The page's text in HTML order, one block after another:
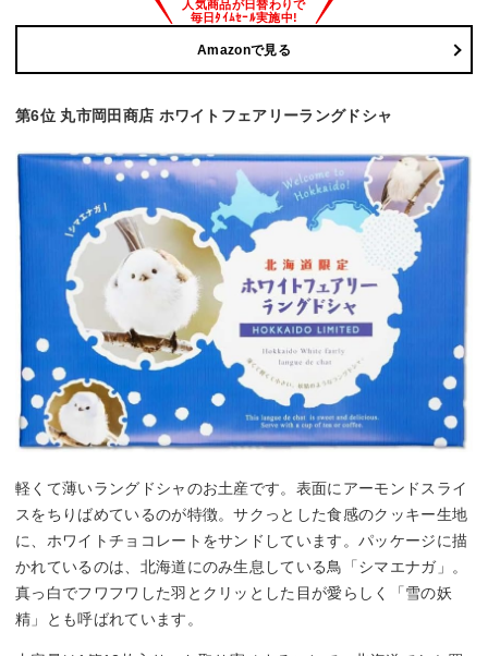
Amazonで見る
第6位 丸市岡田商店 ホワイトフェアリーラングドシャ
軽くて薄いラングドシャのお土産です。表面にアーモンドスライ
スをちりばめているのが特徴。サクっとした食感のクッキー生地
に、ホワイトチョコレートをサンドしています。パッケージに描
かれているのは、北海道にのみ生息している鳥「シマエナガ」。
真っ白でフワフワした羽とクリッとした目が愛らしく「雪の妖
精」とも呼ばれています。